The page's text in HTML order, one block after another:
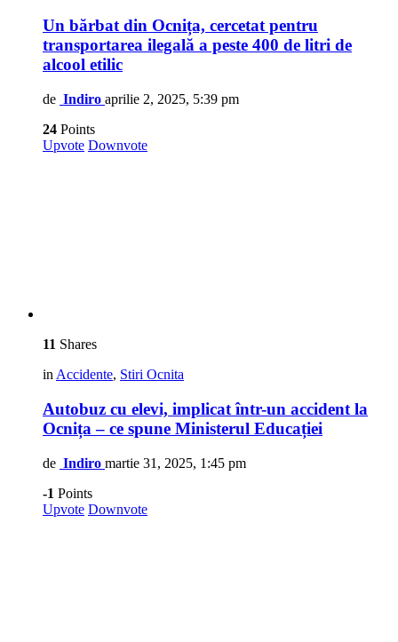
Un bărbat din Ocnița, cercetat pentru
transportarea ilegală a peste 400 de litri de
alcool etilic
de Indiro aprilie 2, 2025, 5:39 pm
24 Points
Upvote Downvote
11 Shares
in Accidente, Stiri Ocnita
Autobuz cu elevi, implicat într-un accident la
Ocnița – ce spune Ministerul Educației
de Indiro martie 31, 2025, 1:45 pm
-1 Points
Upvote Downvote